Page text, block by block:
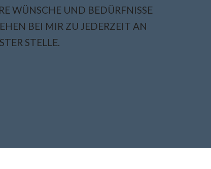
WÜNSCHE UND BEDÜRFNISSE
BEI MIR ZU JEDERZEIT AN
STELLE.